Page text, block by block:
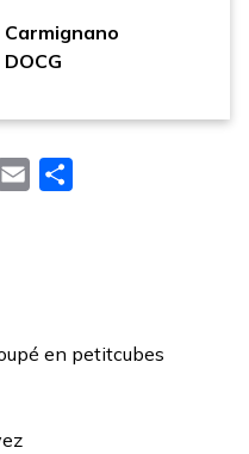
Carmignano
DOCG
Pinterest
Email
en petitcubes